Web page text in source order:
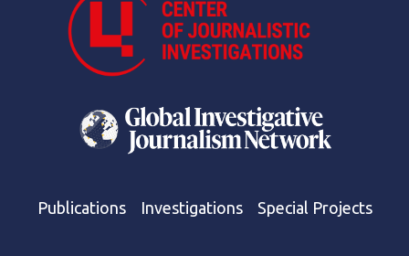
Publications Investigations Special Projects